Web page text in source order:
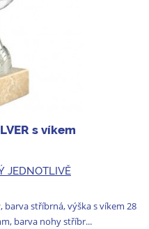
s víkem
JEDNOTLIVĚ
stříbrná, výška s víkem 28
barva nohy stříbr...